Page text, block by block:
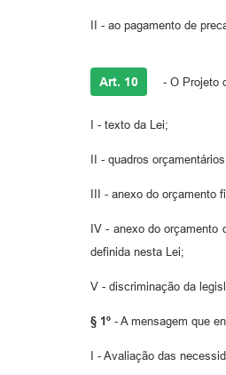
II - ao pagamento de
Art. 10 - O Projeto
I - texto da Lei;
II - quadros
III - anexo do
IV - anexo do
definida nesta Lei;
V - discriminação da
§ 1º - A mensagem que
I - Avaliação das